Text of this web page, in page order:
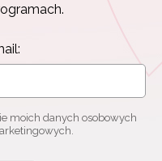
moich danych osobowych